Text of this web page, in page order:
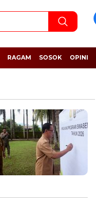
RAGAM SOSOK OPINI